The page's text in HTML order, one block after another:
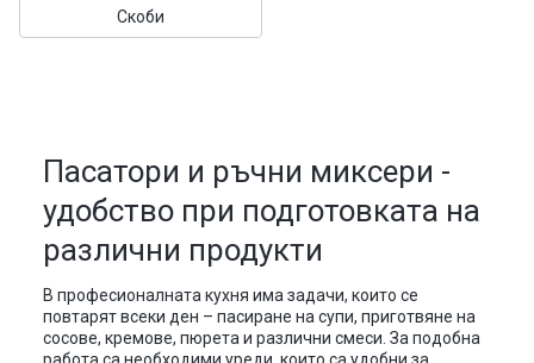
Скоби
Пасатори и ръчни миксери -
удобство при подготовката на
различни продукти
В професионалната кухня има задачи, които се
повтарят всеки ден – пасиране на супи, приготвяне на
сосове, кремове, пюрета и различни смеси. За подобна